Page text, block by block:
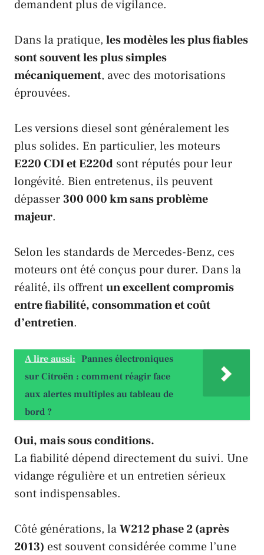
demandent plus de vigilance.
Dans la pratique, les modèles les plus fiables
sont souvent les plus simples
mécaniquement, avec des motorisations
éprouvées.
Les versions diesel sont généralement les
plus solides. En particulier, les moteurs
E220 CDI et E220d sont réputés pour leur
longévité. Bien entretenus, ils peuvent
dépasser300 000 km sans problème
majeur.
Selon les standards de Mercedes-Benz, ces
moteurs ont été conçus pour durer. Dans la
réalité, ils offrentun excellent compromis
entre fiabilité, consommation et coût
d’entretien.
A lire aussi: Pannes électroniques
sur Citroën : comment réagir face
aux alertes multiples au tableau de
bord ?
Oui, mais sous conditions.
La fiabilité dépend directement du suivi. Une
vidange régulière et un entretien sérieux
sont indispensables.
Côté générations, laW212 phase 2 (après
2013) est souvent considérée comme l’une